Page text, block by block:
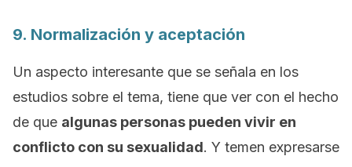
9. Normalización y aceptación
Un aspecto interesante que se señala en los
estudios sobre el tema, tiene que ver con el hecho
de que algunas personas pueden vivir en
conflicto con su sexualidad. Y temen expresarse